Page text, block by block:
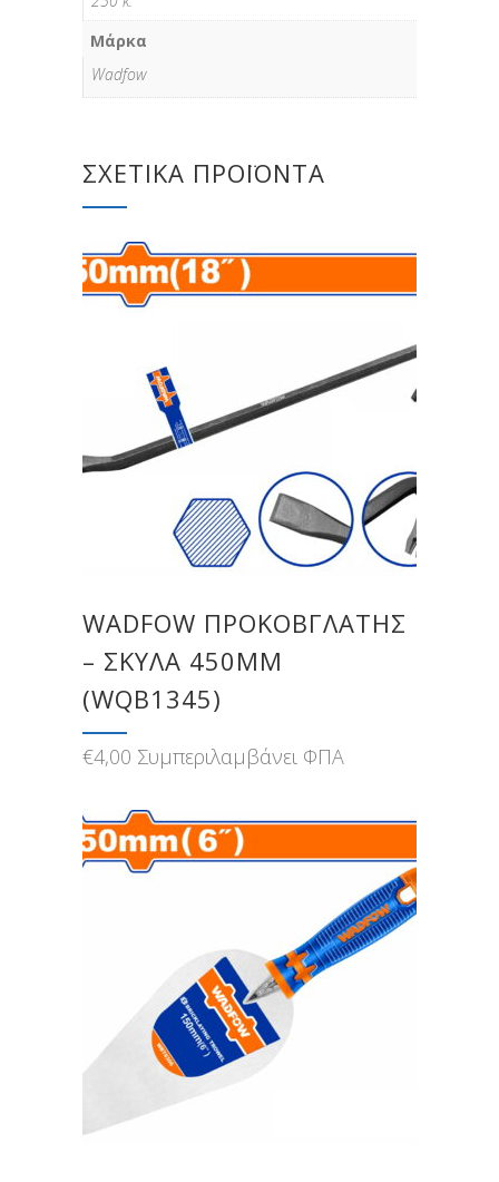
Μάρκα
Wadfow
ΣΧΕΤΙΚΆ ΠΡΟΪΌΝΤΑ
WADFOW ΠΡΟΚΟΒΓΛΑΤΗΣ
– ΣΚΥΛΑ 450MM
(WQB1345)
€4,00 Συμπεριλαμβάνει ΦΠΑ